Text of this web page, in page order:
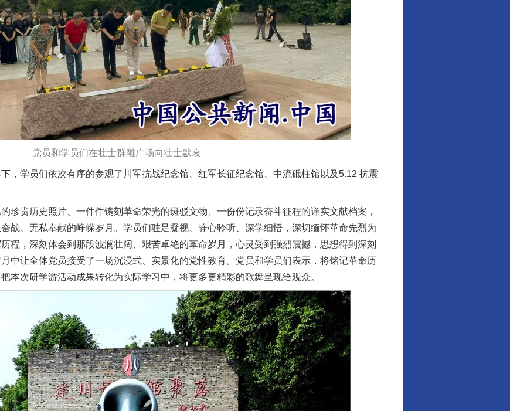
党员和学员们在壮士群雕广场向壮士默哀
学员们依次有序的参观了川军抗战纪念馆、红军长征纪念馆、中流砥柱馆以及5.12 抗震
贵历史照片、一件件镌刻革命荣光的斑驳文物、一份份记录奋斗征程的详实文献档案，
战、无私奉献的峥嵘岁月。学员们驻足凝视、静心聆听、深学细悟，深切缅怀革命先烈为
程，深刻体会到那段波澜壮阔、艰苦卓绝的革命岁月，心灵受到强烈震撼，思想得到深刻
中让全体党员接受了一场沉浸式、实景化的党性教育。党员和学员们表示，将铭记革命历
本次研学游活动成果转化为实际学习中，将更多更精彩的歌舞呈现给观众。